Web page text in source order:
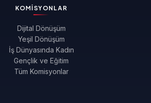
KOMISYONLAR
Dijital Dönüşüm
Yeşil Dönüşüm
İş Dünyasında Kadın
Gençlik ve Eğitim
Tüm Komisyonlar